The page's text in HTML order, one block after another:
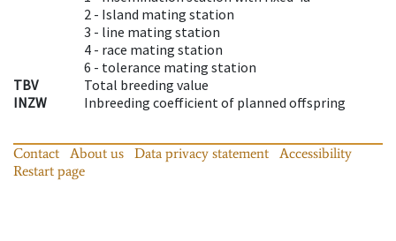
2 - Island mating station
3 - line mating station
4 - race mating station
6 - tolerance mating station
TBV
Total breeding value
INZW
Inbreeding coefficient of planned offspring
Contact About us Data privacy statement
Accessibility
Restart page